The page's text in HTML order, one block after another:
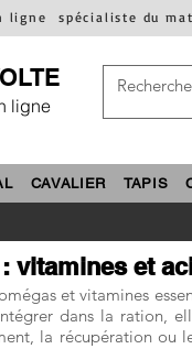
ligne spécialiste du
ligne
CAVALIER TAPIS
vitamines et
et vitamines
dans la ration,
la récupération